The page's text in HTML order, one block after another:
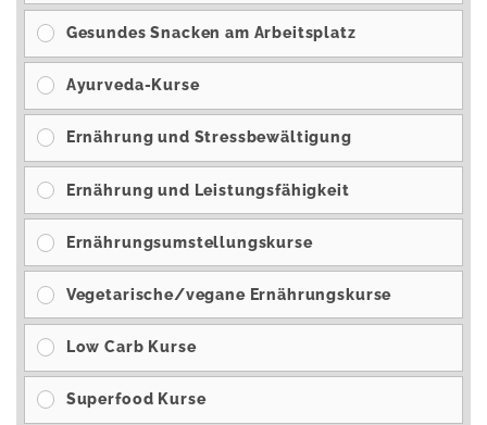
Gesundes Snacken am Arbeitsplatz
Ayurveda-Kurse
Ernährung und Stressbewältigung
Ernährung und Leistungsfähigkeit
Ernährungsumstellungskurse
Vegetarische/vegane Ernährungskurse
Low Carb Kurse
Superfood Kurse